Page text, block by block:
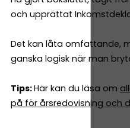
och upprättat
Det kan låta omfattande,
ganska logisk när man
Tips:Här kan du läsa om
på för årsredovisning och